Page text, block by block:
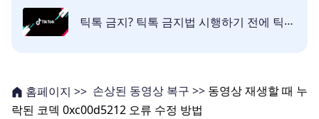
틱톡 금지? 틱톡 금지법 시행하기 전에 틱톡 영상을 백업 및 복구하는 방법
홈페이지 >> 손상된 동영상 복구 >> 동영상 재생할 때 누
락된 코덱 0xc00d5212 오류 수정 방법